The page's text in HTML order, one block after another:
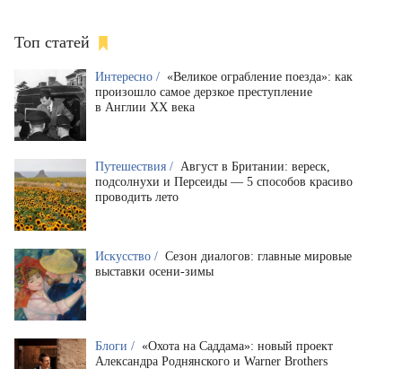
Топ статей
Интересно / «Великое ограбление поезда»: как
произошло самое дерзкое преступление
в Англии XX века
Путешествия / Август в Британии: вереск,
подсолнухи и Персеиды — 5 способов красиво
проводить лето
Искусство / Сезон диалогов: главные мировые
выставки осени-зимы
Блоги / «Охота на Саддама»: новый проект
Александра Роднянского и Warner Brothers